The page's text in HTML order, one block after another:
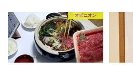
オピニオン